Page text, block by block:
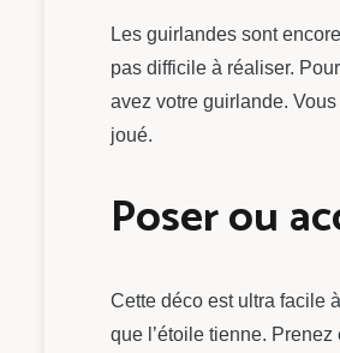
Les guirlandes sont
pas difficile à réaliser.
avez votre guirlande.
joué.
Poser ou
Cette déco est ultra facile
que l’étoile tienne.